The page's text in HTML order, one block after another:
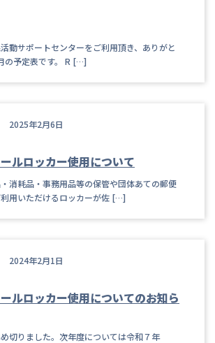
動サポートセンターをご利用頂き、ありがと
の予定表です。 R […]
2025年2月6日
ルロッカー使用について
消耗品・事務用品等の保管や団体あての郵便
用いただけるロッカーが佐 […]
2024年2月1日
ルロッカー使用についてのお知ら
切りました。次年度については令和７年